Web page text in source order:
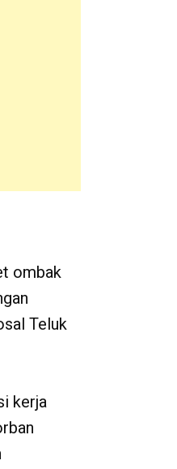
ombak
Teluk
kerja